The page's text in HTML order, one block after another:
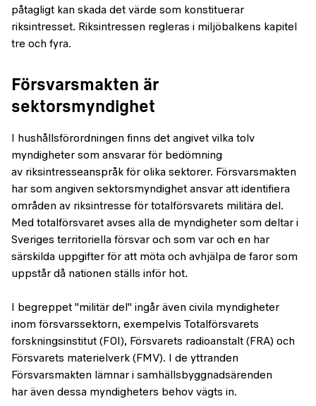
påtagligt kan skada det värde som konstituerar
riksintresset. Riksintressen regleras i miljöbalkens kapitel
tre och fyra.
Försvarsmakten är
sektorsmyndighet
I hushållsförordningen finns det angivet vilka tolv
myndigheter som ansvarar för bedömning
av riksintresseanspråk för olika sektorer. Försvarsmakten
har som angiven sektorsmyndighet ansvar att identifiera
områden av riksintresse för totalförsvarets militära del.
Med totalförsvaret avses alla de myndigheter som deltar i
Sveriges territoriella försvar och som var och en har
särskilda uppgifter för att möta och avhjälpa de faror som
uppstår då nationen ställs inför hot.
I begreppet "militär del" ingår även civila myndigheter
inom försvarssektorn, exempelvis Totalförsvarets
forskningsinstitut (FOI), Försvarets radioanstalt (FRA) och
Försvarets materielverk (FMV). I de yttranden
Försvarsmakten lämnar i samhällsbyggnadsärenden
har även dessa myndigheters behov vägts in.